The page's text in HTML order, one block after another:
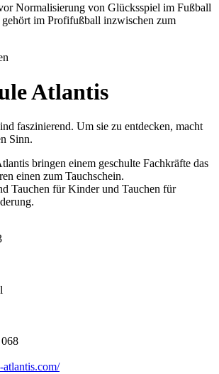
Normalisierung von Glücksspiel im Fußball
im Profifußball inzwischen zum
Atlantis
faszinierend. Um sie zu entdecken, macht
Sinn.
bringen einem geschulte Fachkräfte das
einen zum Tauchschein.
Tauchen für Kinder und Tauchen für